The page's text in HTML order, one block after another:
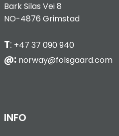
Bark Silas Vei 8
NO-4876 Grimstad
T: +47 37 090 940
@: norway@folsgaard.com
INFO